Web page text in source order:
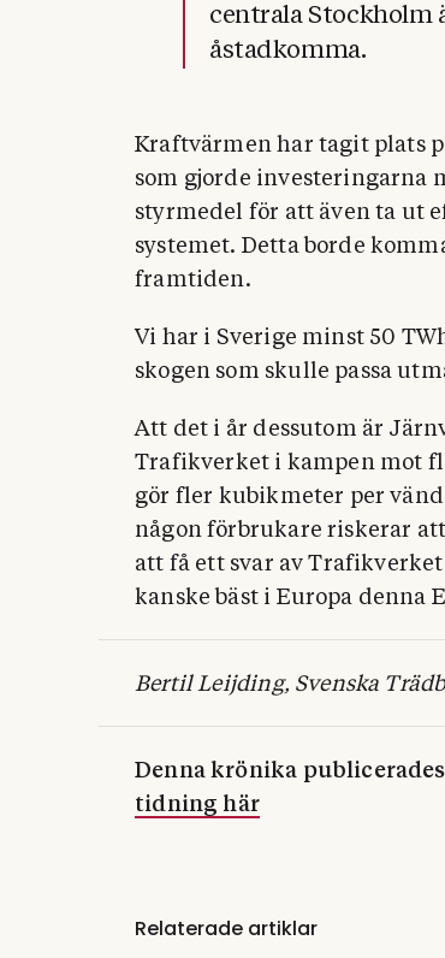
centrala Stockholm
åstadkomma.
Kraftvärmen har tagit plats
som gjorde investeringarna
styrmedel för att även ta ut
systemet. Detta borde
framtiden.
Vi har i Sverige minst 50
skogen som skulle passa
Att det i år dessutom är
Trafikverket i kampen mot
gör fler kubikmeter per
någon förbrukare riskerar
att få ett svar av
kanske bäst i Europa denna
Bertil Leijding, Svenska
Denna krönika
tidning här
Relaterade artiklar